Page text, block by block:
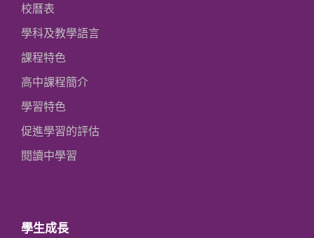
校曆表
學科及教學語言
課程特色
高中課程簡介
學習特色
促進學習的評估
閱讀中學習
學生成長